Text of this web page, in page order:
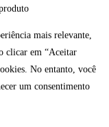
mais relevante,
clicar em “Aceitar
No entanto, você
um consentimento